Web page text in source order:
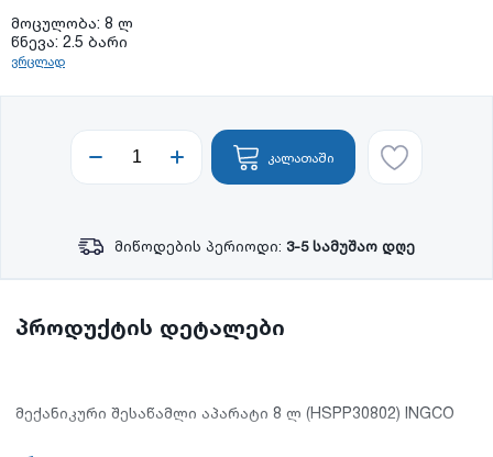
მოცულობა: 8 ლ
წნევა: 2.5 ბარი
ვრცლად
კალათაში
მიწოდების პერიოდი: 3-5 სამუშაო დღე
პროდუქტის დეტალები
მექანიკური შესაწამლი აპარატი 8 ლ (HSPP30802) INGCO